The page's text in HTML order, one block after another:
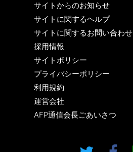
サイトからのお知らせ
サイトに関するヘルプ
サイトに関するお問い合わせ
採用情報
サイトポリシー
プライバシーポリシー
利用規約
運営会社
AFP通信会長ごあいさつ